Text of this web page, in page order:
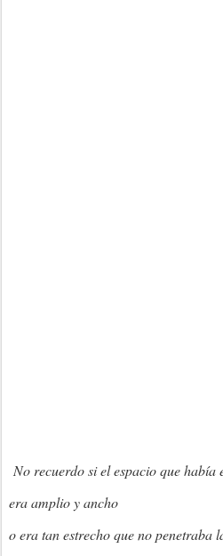
No recuerdo si el espacio que había
era amplio y ancho
o era tan estrecho que no penetraba